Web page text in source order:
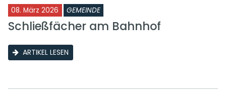
08. März 2026 GEMEINDE
Schließfächer am Bahnhof
ARTIKEL LESEN